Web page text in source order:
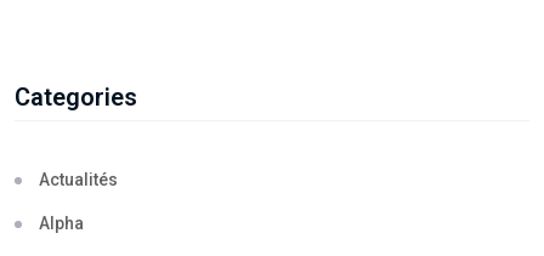
Categories
Actualités
Alpha